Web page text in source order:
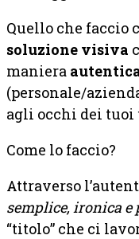
Quello che faccio
soluzione visiva
maniera
(personale/
agli occhi dei tuoi
Come lo faccio?
Attraverso
semplice, ironica e
“titolo” che ci